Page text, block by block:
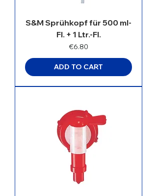
S&M Sprühkopf für 500 ml-
Fl. + 1 Ltr.-Fl.
Price
€6.80
ADD TO CART